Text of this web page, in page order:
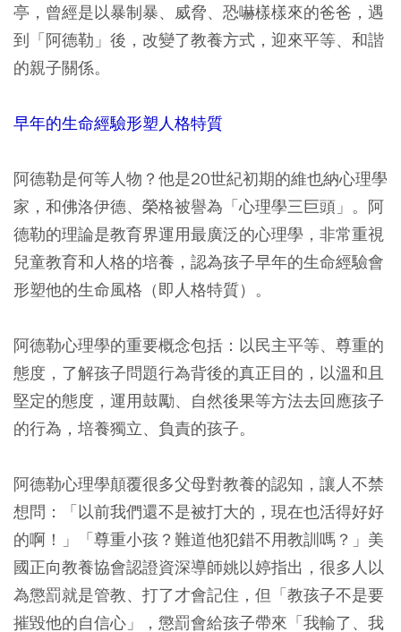
亭，曾經是以暴制暴、威脅、恐嚇樣樣來的爸爸，遇
到「阿德勒」後，改變了教養方式，迎來平等、和諧
的親子關係。
早年的生命經驗形塑人格特質
阿德勒是何等人物？他是20世紀初期的維也納心理學
家，和佛洛伊德、榮格被譽為「心理學三巨頭」。阿
德勒的理論是教育界運用最廣泛的心理學，非常重視
兒童教育和人格的培養，認為孩子早年的生命經驗會
形塑他的生命風格（即人格特質）。
阿德勒心理學的重要概念包括：以民主平等、尊重的
態度，了解孩子問題行為背後的真正目的，以溫和且
堅定的態度，運用鼓勵、自然後果等方法去回應孩子
的行為，培養獨立、負責的孩子。
阿德勒心理學顛覆很多父母對教養的認知，讓人不禁
想問：「以前我們還不是被打大的，現在也活得好好
的啊！」「尊重小孩？難道他犯錯不用教訓嗎？」美
國正向教養協會認證資深導師姚以婷指出，很多人以
為懲罰就是管教、打了才會記住，但「教孩子不是要
摧毀他的自信心」，懲罰會給孩子帶來「我輸了、我